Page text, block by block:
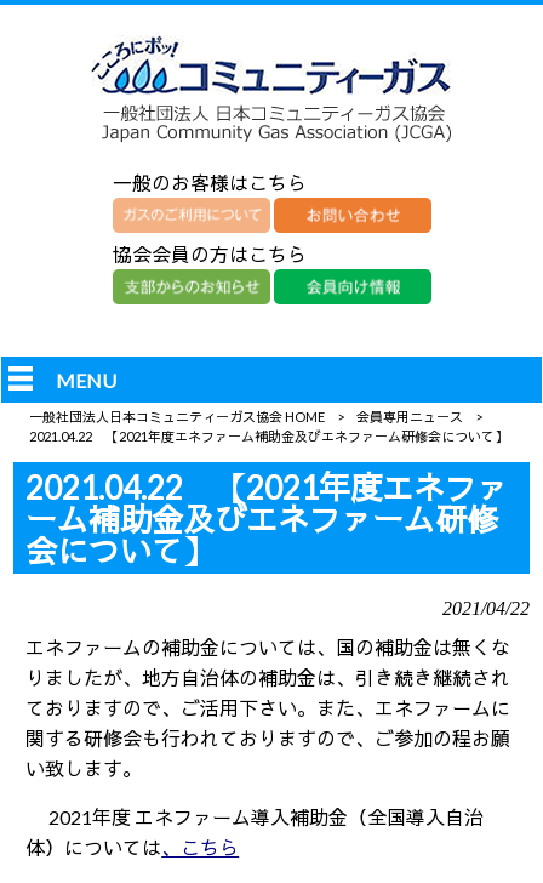
一般のお客様はこちら
協会会員の方はこちら
MENU
一般社団法人日本コミュニティーガス協会 HOME > 会員専用ニュース
>
2021.04.22 【2021年度エネファーム補助金及びエネファーム研修会について】
2021.04.22 【2021年度エネファ
ーム補助金及びエネファーム研修
会について】
2021/04/22
エネファームの補助金については、国の補助金は無くな
りましたが、地方自治体の補助金は、引き続き継続され
ておりますので、ご活用下さい。また、エネファームに
関する研修会も行われておりますので、ご参加の程お願
い致します。
2021年度 エネファーム導入補助金（全国導入自治
体）については、こちら